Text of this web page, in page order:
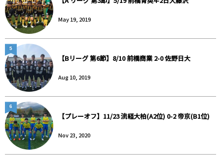
May 19, 2019
【Bリーグ 第6節】8/10 前橋商業 2-0 佐野日大
Aug 10, 2019
5
【プレーオフ】11/23 流経大柏(A2位) 0-2 帝京(B1位)
Nov 23, 2020
6